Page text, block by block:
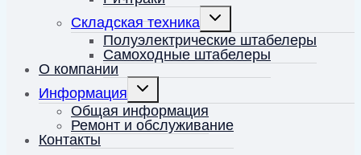
Складская техника
Переключить
дочернее
меню
Полуэлектрические штабелеры
Самоходные штабелеры
О компании
Информация
Переключить
дочернее
меню
Общая информация
Ремонт и обслуживание
Контакты